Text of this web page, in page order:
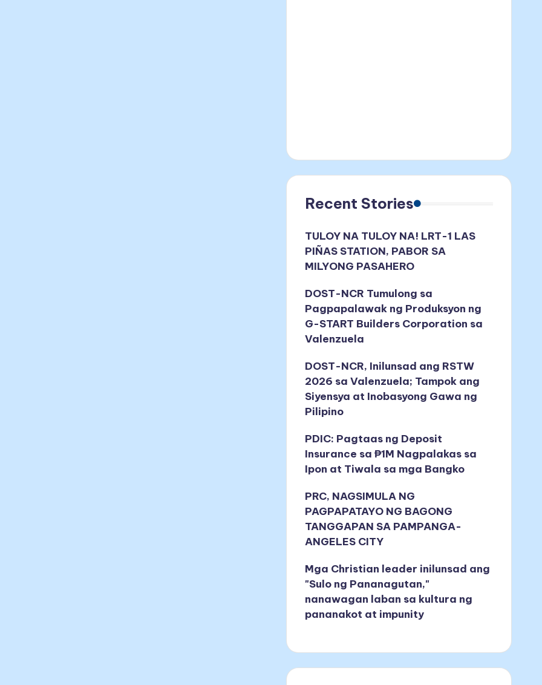
Recent Stories
TULOY NA TULOY NA! LRT-1 LAS
PIÑAS STATION, PABOR SA
MILYONG PASAHERO
DOST-NCR Tumulong sa
Pagpapalawak ng Produksyon ng
G-START Builders Corporation sa
Valenzuela
DOST-NCR, Inilunsad ang RSTW
2026 sa Valenzuela; Tampok ang
Siyensya at Inobasyong Gawa ng
Pilipino
PDIC: Pagtaas ng Deposit
Insurance sa ₱1M Nagpalakas sa
Ipon at Tiwala sa mga Bangko
PRC, NAGSIMULA NG
PAGPAPATAYO NG BAGONG
TANGGAPAN SA PAMPANGA-
ANGELES CITY
Mga Christian leader inilunsad ang
"Sulo ng Pananagutan,"
nanawagan laban sa kultura ng
pananakot at impunity